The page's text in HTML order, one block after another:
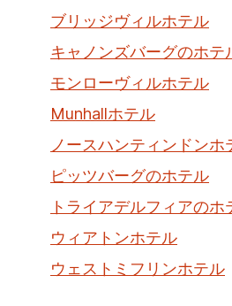
ブリッジヴィルホテル
キャノンズバーグのホテ
モンローヴィルホテル
Munhallホテル
ノースハンティンドンホ
ピッツバーグのホテル
トライアデルフィアのホ
ウィアトンホテル
ウェストミフリンホテル